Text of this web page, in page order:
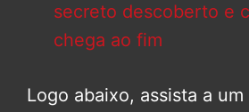
secreto descoberto e
chega ao fim
Logo abaixo, assista a